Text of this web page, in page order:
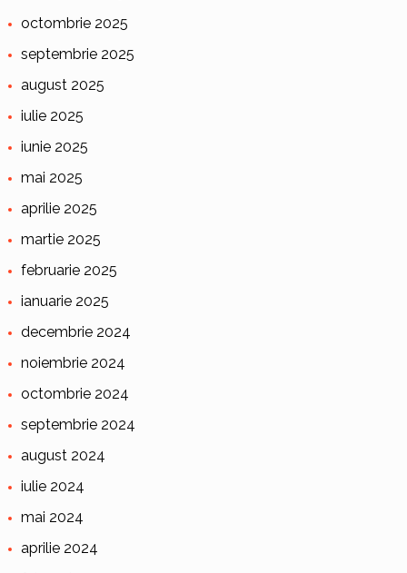
octombrie 2025
septembrie 2025
august 2025
iulie 2025
iunie 2025
mai 2025
aprilie 2025
martie 2025
februarie 2025
ianuarie 2025
decembrie 2024
noiembrie 2024
octombrie 2024
septembrie 2024
august 2024
iulie 2024
mai 2024
aprilie 2024